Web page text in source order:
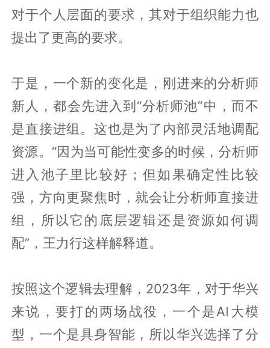
对于个人层面的要求，其对于组织能力也
提出了更高的要求。
于是，一个新的变化是，刚进来的分析师
新人，都会先进入到“分析师池”中，而不
是直接进组。这也是为了内部灵活地调配
资源。“因为当可能性变多的时候，分析师
进入池子里比较好；但如果确定性比较
强，方向更聚焦时，就会让分析师直接进
组，所以它的底层逻辑还是资源如何调
配”，王力行这样解释道。
按照这个逻辑去理解，2023年，对于华兴
来说，要打的两场战役，一个是AI大模
型，一个是具身智能，所以华兴选择了分